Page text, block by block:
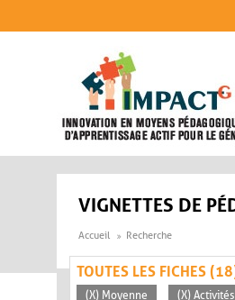
VIGNETTES DE
Accueil Recherche
TOUTES LES FICHES
(X) Moyenne (X)